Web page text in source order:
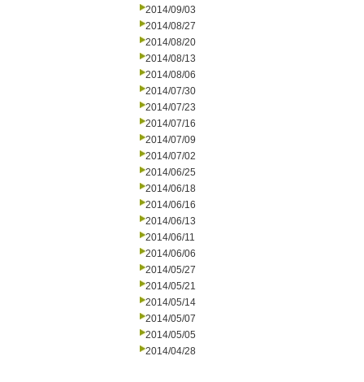
2014/09/03
2014/08/27
2014/08/20
2014/08/13
2014/08/06
2014/07/30
2014/07/23
2014/07/16
2014/07/09
2014/07/02
2014/06/25
2014/06/18
2014/06/16
2014/06/13
2014/06/11
2014/06/06
2014/05/27
2014/05/21
2014/05/14
2014/05/07
2014/05/05
2014/04/28